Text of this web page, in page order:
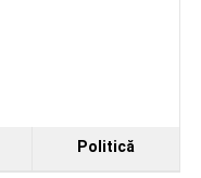
Politică